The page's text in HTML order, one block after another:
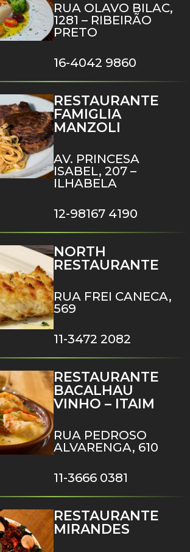
RUA OLAVO BILAC,
1281 – RIBEIRÃO
PRETO
16-4042 9860
RESTAURANTE
FAMIGLIA
MANZOLI
AV. PRINCESA
ISABEL, 207 –
ILHABELA
12-98167 4190
NORTH
RESTAURANTE
RUA FREI CANECA,
569
11-3472 2082
RESTAURANTE
BACALHAU
VINHO – ITAIM
RUA PEDROSO
ALVARENGA, 610
11-3666 0381
RESTAURANTE
MIRANDES